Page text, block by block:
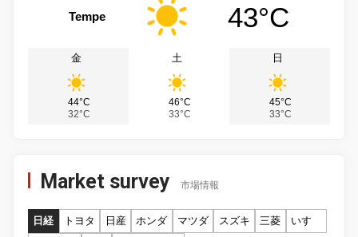
Tempe 43°C
金
44°C
32°C
土
46°C
33°C
日
45°C
33°C
Market survey 市場情報
日経 トヨタ 日産 ホンダ マツダ スズキ 三菱
いすゞ